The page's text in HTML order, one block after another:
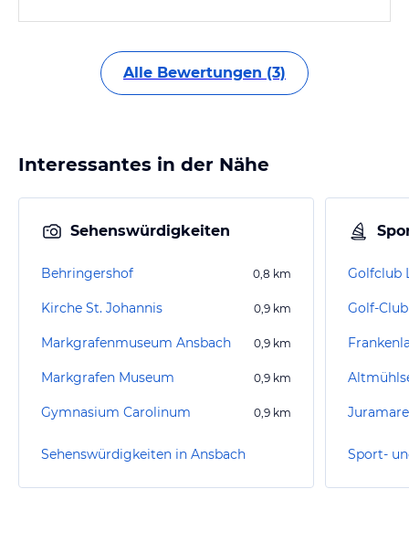
Alle Bewertungen (3)
Interessantes in der Nähe
Sehenswürdigkeiten
Behringershof 0,8 km
Kirche St. Johannis 0,9 km
Markgrafenmuseum Ansbach 0,9 km
Markgrafen Museum 0,9 km
Gymnasium Carolinum 0,9 km
Sehenswürdigkeiten in Ansbach
Golf-
Juramare